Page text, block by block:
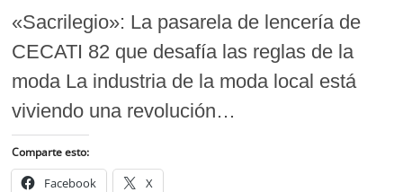
«Sacrilegio»: La pasarela de lencería de
CECATI 82 que desafía las reglas de la
moda La industria de la moda local está
viviendo una revolución…
Comparte esto:
Facebook X